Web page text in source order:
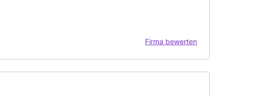
Firma bewerten